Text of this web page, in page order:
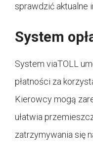
sprawdzić aktualne
System
System viaTOLL
płatności za
Kierowcy mogą
ułatwia
zatrzymywania się